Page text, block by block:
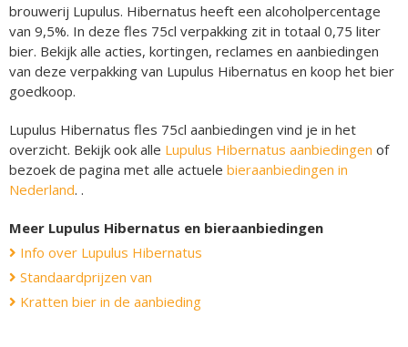
brouwerij Lupulus. Hibernatus heeft een alcoholpercentage
van 9,5%. In deze fles 75cl verpakking zit in totaal 0,75 liter
bier. Bekijk alle acties, kortingen, reclames en aanbiedingen
van deze verpakking van Lupulus Hibernatus en koop het bier
goedkoop.
Lupulus Hibernatus fles 75cl aanbiedingen vind je in het
overzicht. Bekijk ook alle Lupulus Hibernatus aanbiedingen of
bezoek de pagina met alle actuele bieraanbiedingen in
Nederland. .
Meer Lupulus Hibernatus en bieraanbiedingen
Info over Lupulus Hibernatus
Standaardprijzen van
Kratten bier in de aanbieding